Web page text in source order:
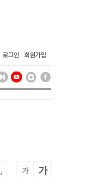
로그인 회원가입
가 가